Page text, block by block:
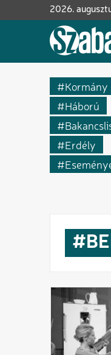
a
2026.
Kormány
Háború
Erdély